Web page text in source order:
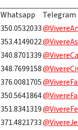
Whatsapp
Telegram
350.0532033
353.4149022
340.8701339
348.7699158
376.0081705
350.5641864
351.8341319
371.4821733